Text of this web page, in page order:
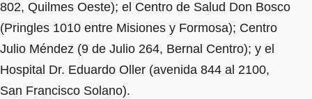
802, Quilmes Oeste); el Centro de Salud Don Bosco
(Pringles 1010 entre Misiones y Formosa); Centro
Julio Méndez (9 de Julio 264, Bernal Centro); y el
Hospital Dr. Eduardo Oller (avenida 844 al 2100,
San Francisco Solano).